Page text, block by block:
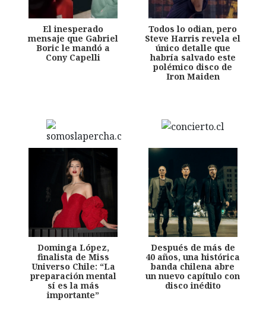
El inesperado
mensaje que Gabriel
Boric le mandó a
Cony Capelli
Todos lo odian, pero
Steve Harris revela el
único detalle que
habría salvado este
polémico disco de
Iron Maiden
Dominga López,
finalista de Miss
Universo Chile: “La
preparación mental
sí es la más
importante”
Después de más de
40 años, una histórica
banda chilena abre
un nuevo capítulo con
disco inédito